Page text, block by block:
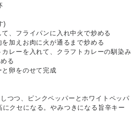
)
、フライパンに入れ中火で炒める
加えお肉に火が通るまで炒める
レーを入れて、クラフトカレーの馴染み
る
卵をのせて完成
つつ、ピンクペッパーとホワイトペッパ
クセになる。やみつきになる旨辛キー